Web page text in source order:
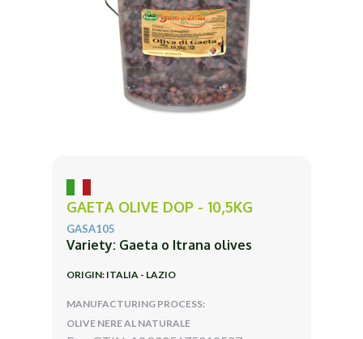
GAETA OLIVE DOP - 10,5KG
GASA105
Variety: Gaeta o Itrana olives
ORIGIN: ITALIA - LAZIO
MANUFACTURING PROCESS:
OLIVE NERE AL NATURALE